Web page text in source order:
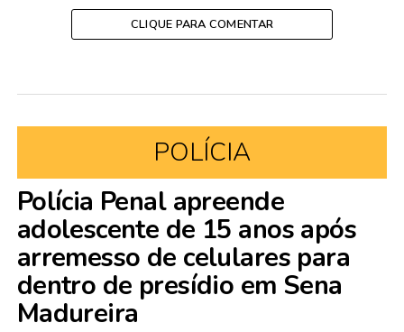
CLIQUE PARA COMENTAR
POLÍCIA
Polícia Penal apreende
adolescente de 15 anos após
arremesso de celulares para
dentro de presídio em Sena
Madureira